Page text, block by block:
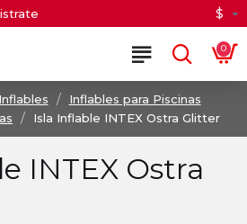
$
0
Inflables para Piscinas
Isla Inflable INTEX Ostra Glitter
INTEX Ostra